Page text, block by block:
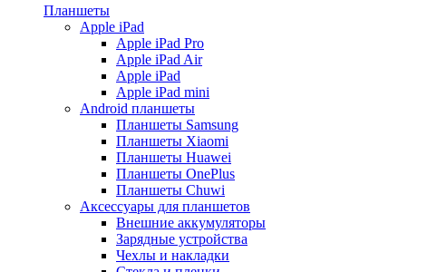
Планшеты
Apple iPad
Apple iPad Pro
Apple iPad Air
Apple iPad
Apple iPad mini
Android планшеты
Планшеты Samsung
Планшеты Xiaomi
Планшеты Huawei
Планшеты OnePlus
Планшеты Chuwi
Аксессуары для планшетов
Внешние аккумуляторы
Зарядные устройства
Чехлы и накладки